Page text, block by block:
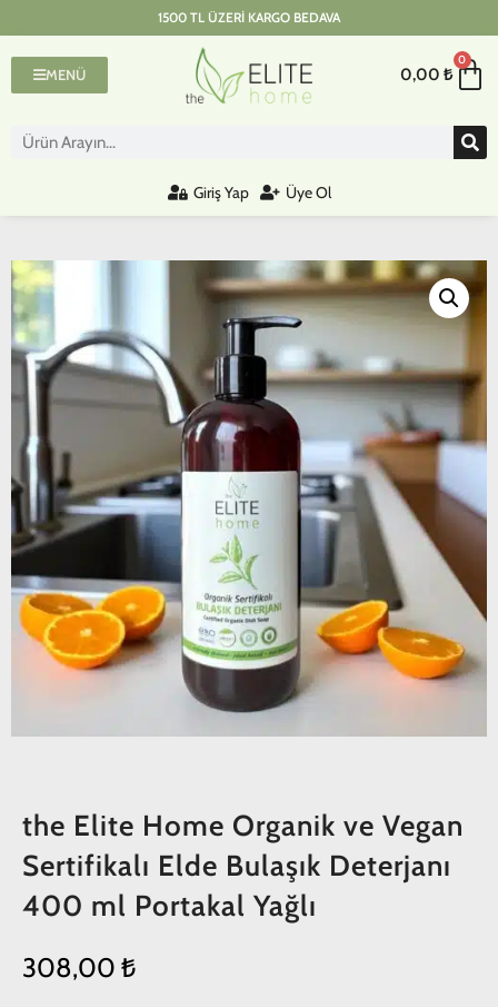
1500 TL ÜZERI KARGO BEDAVA
MENÜ 0,00 ₺
0
Giriş Yap Üye Ol
the Elite Home Organik ve Vegan
Sertifikalı Elde Bulaşık Deterjanı
400 ml Portakal Yağlı
308,00 ₺